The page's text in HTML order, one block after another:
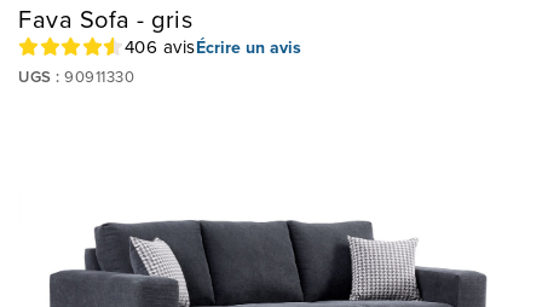
Fava Sofa - gris
406 avisÉcrire un avis
UGS : 90911330